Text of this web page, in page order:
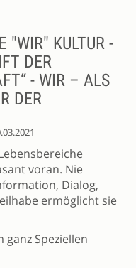
"WIR" KULTUR -
DER
- WIR – ALS
DER
voran. Nie
Dialog,
ermöglicht sie
Speziellen